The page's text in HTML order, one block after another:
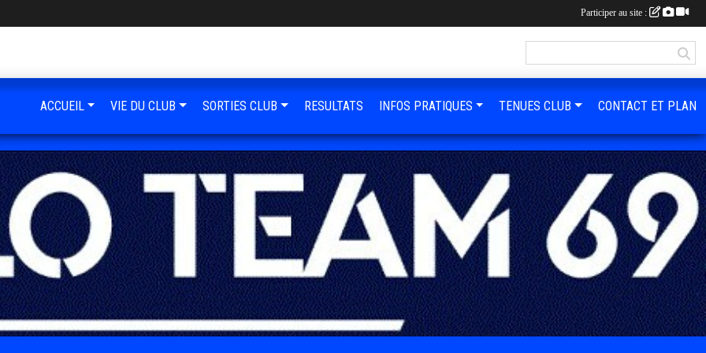
ACCUEIL VIE DU CLUB SORTIES CLUB RESULTATS INFOS PRATIQUES TENUES CLUB CONTACT ET PLAN
Participer au site :